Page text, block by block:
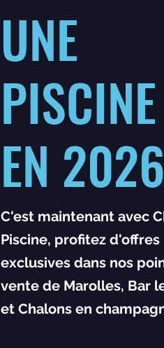
UNE
PISCINE
EN
C'est maintenant avec
Piscine, profitez d'offres
exclusives dans nos
vente de Marolles, Bar
et Chalons en